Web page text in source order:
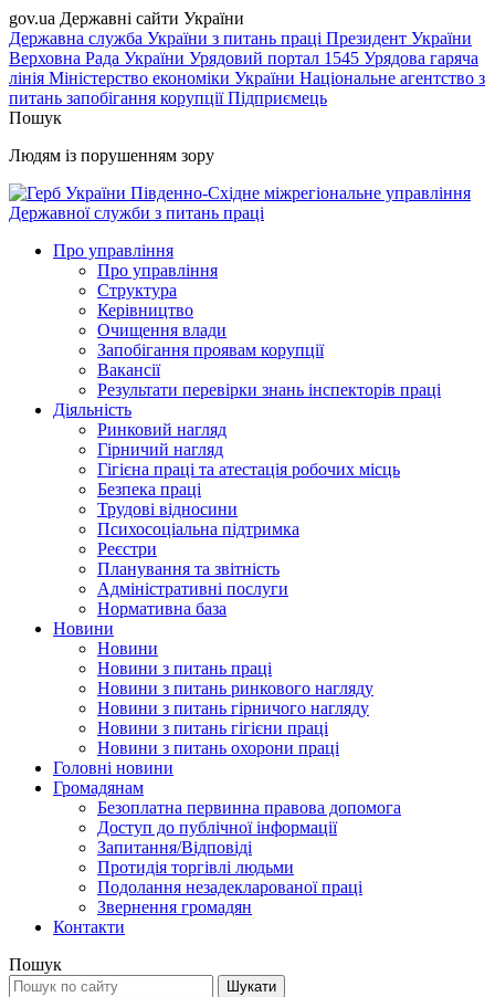
gov.ua Державні сайти України
Державна служба України з питань праці Президент України
Верховна Рада України Урядовий портал 1545 Урядова гаряча
лінія Міністерство економіки України Національне агентство з
питань запобігання корупціїПідприємець
Пошук
Людям із порушенням зору
Південно-Східне міжрегіональне управління
Державної служби з питань праці
Про управління
Про управління
Структура
Керівництво
Очищення влади
Запобігання проявам корупції
Вакансії
Результати перевірки знань інспекторів праці
Діяльність
Ринковий нагляд
Гірничий нагляд
Гігієна праці та атестація робочих місць
Безпека праці
Трудові відносини
Психосоціальна підтримка
Реєстри
Планування та звітність
Адміністративні послуги
Нормативна база
Новини
Новини
Новини з питань праці
Новини з питань ринкового нагляду
Новини з питань гірничого нагляду
Новини з питань гігієни праці
Новини з питань охорони праці
Головні новини
Громадянам
Безоплатна первинна правова допомога
Доступ до публічної інформації
Запитання/Відповіді
Протидія торгівлі людьми
Подолання незадекларованої праці
Звернення громадян
Контакти
Пошук